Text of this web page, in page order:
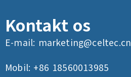
Kontakt os
E-mail: marketing@celtec.cn
Mobil: +86 18560013985